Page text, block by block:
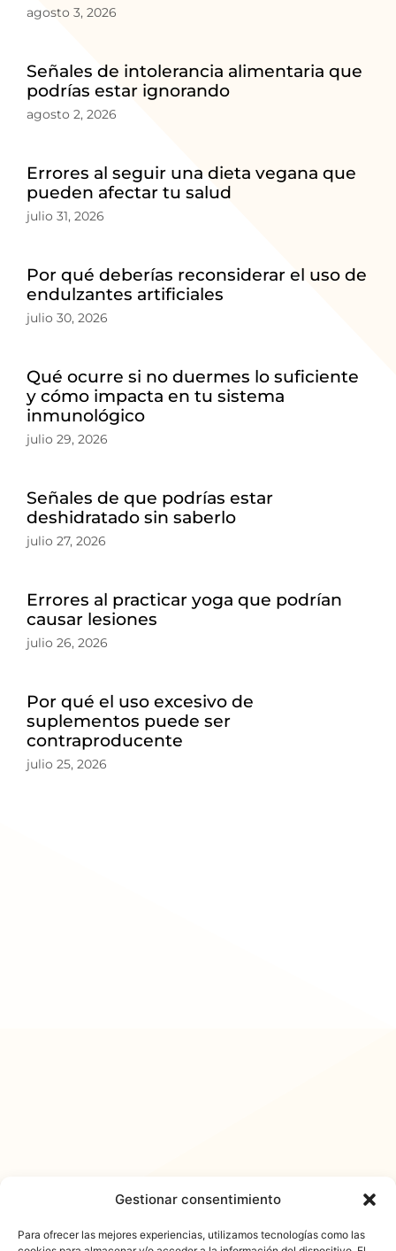
Gestionar consentimiento
Para ofrecer las mejores experiencias, utilizamos tecnologías como las
agosto 3, 2026
Señales de intolerancia alimentaria que
podrías estar ignorando
agosto 2, 2026
Errores al seguir una dieta vegana que
pueden afectar tu salud
julio 31, 2026
Por qué deberías reconsiderar el uso de
endulzantes artificiales
julio 30, 2026
Qué ocurre si no duermes lo suficiente
y cómo impacta en tu sistema
inmunológico
julio 29, 2026
Señales de que podrías estar
deshidratado sin saberlo
julio 27, 2026
Errores al practicar yoga que podrían
causar lesiones
julio 26, 2026
Por qué el uso excesivo de
suplementos puede ser
contraproducente
julio 25, 2026